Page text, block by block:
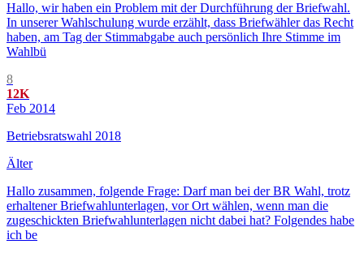
Hallo, wir haben ein Problem mit der Durchführung der Briefwahl.
In unserer Wahlschulung wurde erzählt, dass Briefwähler das Recht
haben, am Tag der Stimmabgabe auch persönlich Ihre Stimme im
Wahlbü
8
12K
Feb 2014
Betriebsratswahl 2018
Älter
Hallo zusammen, folgende Frage: Darf man bei der BR Wahl, trotz
erhaltener Briefwahlunterlagen, vor Ort wählen, wenn man die
zugeschickten Briefwahlunterlagen nicht dabei hat? Folgendes habe
ich be